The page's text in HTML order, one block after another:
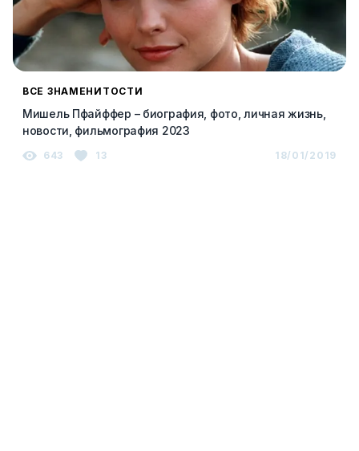
ВСЕ ЗНАМЕНИТОСТИ
Мишель Пфайффер – биография, фото, личная жизнь,
новости, фильмография 2023
643 13 18/01/2019